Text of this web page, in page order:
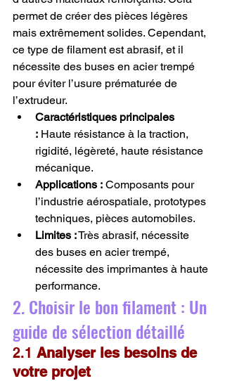
permet de créer des pièces légères
mais extrêmement solides. Cependant,
ce type de filament est abrasif, et il
nécessite des buses en acier trempé
pour éviter l’usure prématurée de
l’extrudeur.
Caractéristiques principales
: Haute résistance à la traction,
rigidité, légèreté, haute résistance
mécanique.
Applications : Composants pour
l’industrie aérospatiale, prototypes
techniques, pièces automobiles.
Limites : Très abrasif, nécessite
des buses en acier trempé,
nécessite des imprimantes à haute
performance.
2. Choisir le bon filament : Un
guide de sélection détaillé
2.1 Analyser les besoins de
votre projet